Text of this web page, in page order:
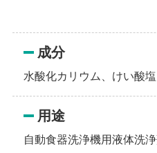
成分
水酸化カリウム、けい酸
用途
自動食器洗浄機用液体洗